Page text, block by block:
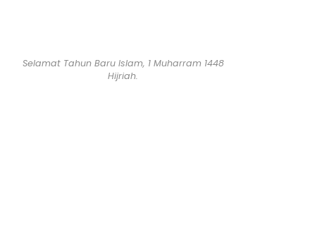
Selamat Tahun Baru Islam, 1 Muharram 1448
Hijriah.